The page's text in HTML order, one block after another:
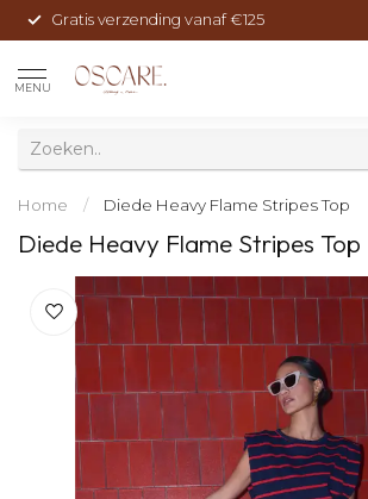
Gratis verzending vanaf €125
MENU
Home / Diede Heavy Flame Stripes Top
Diede Heavy Flame Stripes Top